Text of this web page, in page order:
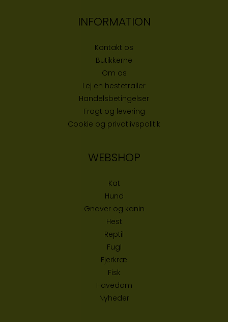
INFORMATION
Kontakt os
Butikkerne
Om os
Lej en hestetrailer
Handelsbetingelser
Fragt og levering
Cookie og privatlivspolitik
WEBSHOP
Kat
Hund
Gnaver og kanin
Hest
Reptil
Fugl
Fjerkræ
Fisk
Havedam
Nyheder